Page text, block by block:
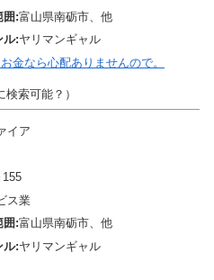
囲:富山県南砺市、他
ル:ヤリマンギャル
金なら心配ありませんので。
索可能？）
イア
155
ス業
囲:富山県南砺市、他
ル:ヤリマンギャル